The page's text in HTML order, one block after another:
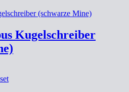
Kugelschreiber